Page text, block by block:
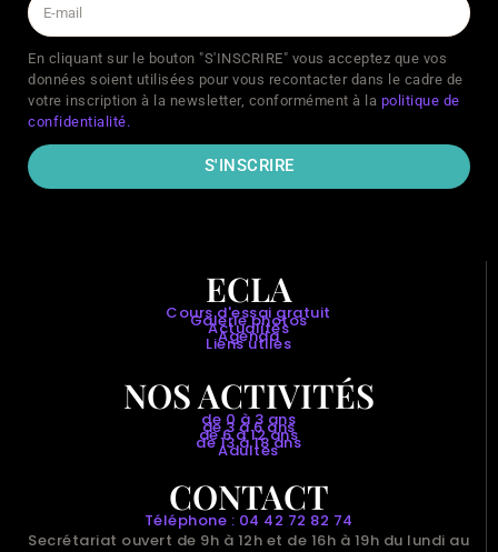
En cliquant sur le bouton "S'INSCRIRE" vous acceptez que vos
données soient utilisées pour vous recontacter dans le cadre de
votre inscription à la newsletter, conformément à la politique de
confidentialité.
S'INSCRIRE
ECLA
Cours d'essai gratuit
Galerie photos
Actualités
Agenda
Liens utiles
NOS ACTIVITÉS
de 0 à 3 ans
de 3 à 6 ans
de 6 à 12 ans
de 13 à 18 ans
Adultes
CONTACT
Téléphone : 04 42 72 82 74
Secrétariat ouvert de 9h à 12h et de 16h à 19h du lundi au